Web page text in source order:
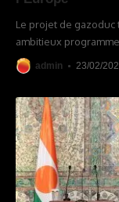
Le projet de
ambitieux
admin 23/02/